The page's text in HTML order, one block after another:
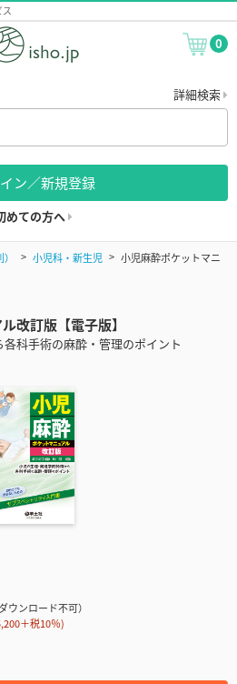
0
詳細検索
ン／新規登録
めての方へ
小児科・新生児
小児麻酔ポケットマニ
改訂版【電子版】
科手術の麻酔・管理のポイント
ウンロード不可）
＋税10％)